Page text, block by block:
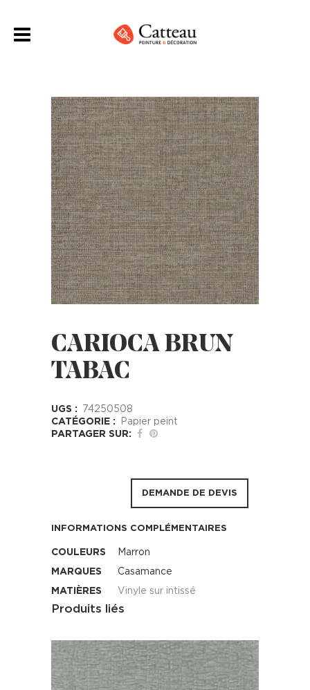
CARIOCA BRUN
TABAC
UGS :
74250508
CATÉGORIE :
Papier peint
PARTAGER SUR:
DEMANDE DE DEVIS
INFORMATIONS COMPLÉMENTAIRES
COULEURS
Marron
MARQUES
Casamance
MATIÈRES
Vinyle sur intissé
Produits liés